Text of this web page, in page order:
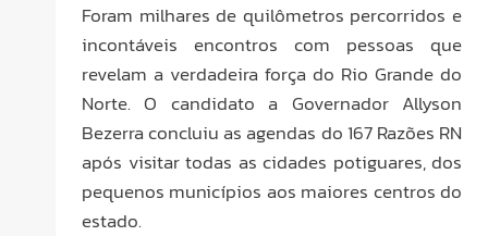
Foram milhares de quilômetros percorridos e
incontáveis encontros com pessoas que
revelam a verdadeira força do Rio Grande do
Norte. O candidato a Governador Allyson
Bezerra concluiu as agendas do 167 Razões RN
após visitar todas as cidades potiguares, dos
pequenos municípios aos maiores centros do
estado.